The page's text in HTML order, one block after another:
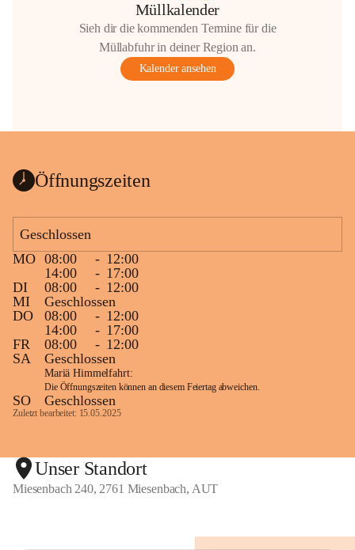
Müllkalender
Sieh dir die kommenden Termine für die
Müllabfuhr in deiner Region an.
Kalender ansehen
Öffnungszeiten
Geschlossen
MO 08:00 - 12:00
14:00
- 17:00
DI
08:00 - 12:00
MI
Geschlossen
DO
08:00 - 12:00
14:00
- 17:00
FR
08:00 - 12:00
SA
Geschlossen
Mariä Himmelfahrt:
Die Öffnungszeiten können an diesem Feiertag abweichen.
SO Geschlossen
Zuletzt bearbeitet: 15.05.2025
Unser Standort
Miesenbach 240, 2761 Miesenbach, AUT